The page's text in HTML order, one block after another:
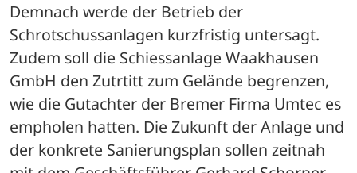
Demnach werde der Betrieb der
Schrotschussanlagen kurzfristig untersagt.
Zudem soll die Schiessanlage Waakhausen
GmbH den Zutrtitt zum Gelände begrenzen,
wie die Gutachter der Bremer Firma Umtec es
empholen hatten. Die Zukunft der Anlage und
der konkrete Sanierungsplan sollen zeitnah